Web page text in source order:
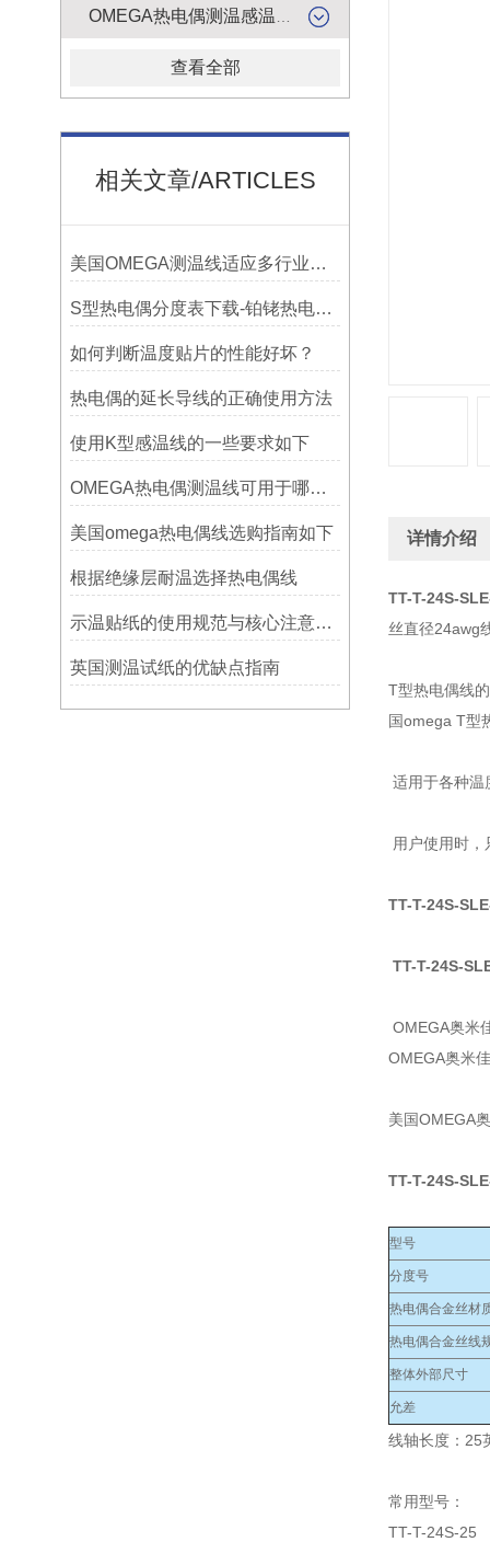
查看全部
相关文章/ARTICLES
美国OMEGA测温线适应多行业需求
S型热电偶分度表下载-铂铑热电偶分度表
如何判断温度贴片的性能好坏？
热电偶的延长导线的正确使用方法
使用K型感温线的一些要求如下
OMEGA热电偶测温线可用于哪些领域
美国omega热电偶线选购指南如下
根据绝缘层耐温选择热电偶线
示温贴纸的使用规范与核心注意事项解读
英国测温试纸的优缺点指南
详情介绍
TT-T-24S-
丝直径24awg
T型热电偶线
国omega T型
适用于各种温
用户使用时
TT-T-24S-
TT-T-24S-
OMEGA奥米
OMEGA奥米
美国OMEGA
TT-T-24S-
型号
分度号
热电偶合金丝材
热电偶合金丝线
整体外部尺寸
允差
线轴长度：25
常用型号：
TT-T-24S-25